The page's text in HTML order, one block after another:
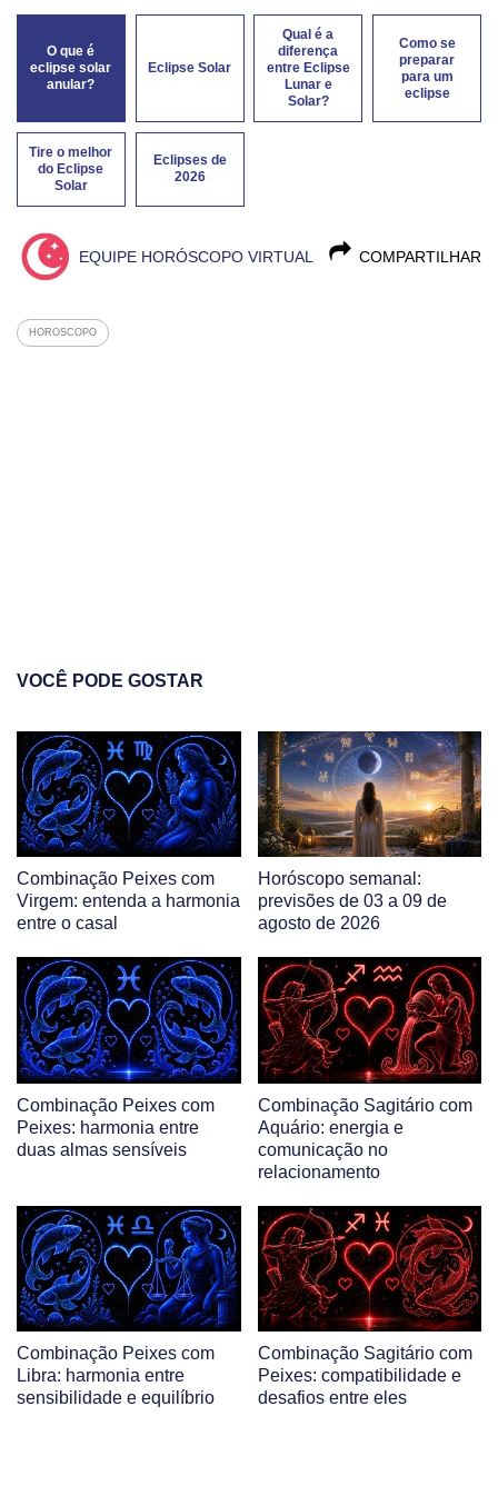
O que é
eclipse solar
anular?
Eclipse Solar
Qual é a
diferença
entre Eclipse
Lunar e
Solar?
Como se
preparar
para um
eclipse
Tire o melhor
do Eclipse
Solar
Eclipses de
2026
COMPARTILHAR
EQUIPE HORÓSCOPO VIRTUAL
HOROSCOPO
VOCÊ PODE GOSTAR
Combinação Peixes com
Virgem: entenda a harmonia
entre o casal
Horóscopo semanal:
previsões de 03 a 09 de
agosto de 2026
Combinação Peixes com
Peixes: harmonia entre
duas almas sensíveis
Combinação Sagitário com
Aquário: energia e
comunicação no
relacionamento
Combinação Peixes com
Libra: harmonia entre
sensibilidade e equilíbrio
Combinação Sagitário com
Peixes: compatibilidade e
desafios entre eles